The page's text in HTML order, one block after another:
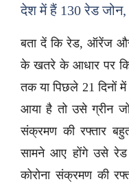
देश में हैं 130 रेड जोन,
बता दें कि रेड, ऑरेंज और
के खतरे के आधार पर
तक या पिछले 21 दिनों में
आया है तो उसे ग्रीन
संक्रमण की रफ्तार
सामने आए होंगे उसे रेड
कोरोना संक्रमण की